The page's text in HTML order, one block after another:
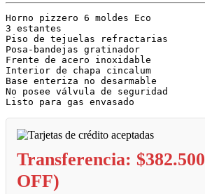
Horno pizzero 6 moldes Eco
3 estantes
Piso de tejuelas refractarias
Posa-bandejas gratinador
Frente de acero inoxidable
Interior de chapa cincalum
Base enteriza no desarmable
No posee válvula de seguridad
Listo para gas envasado
Transferencia: $382.500
OFF)